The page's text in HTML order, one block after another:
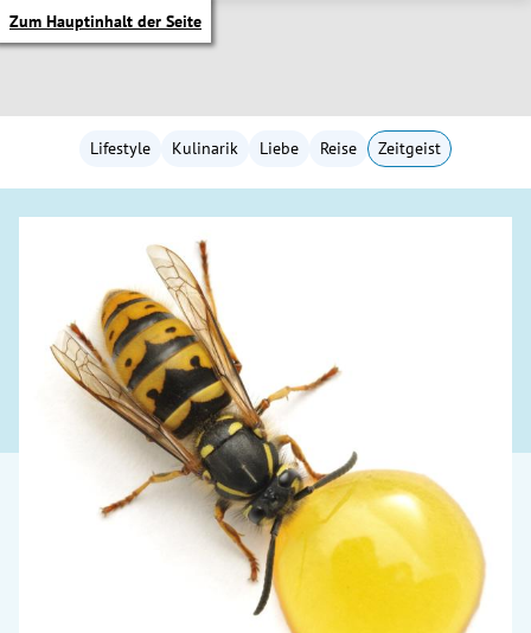
Zum Hauptinhalt der Seite
Untermenü
Lifestyle Kulinarik Liebe Reise Zeitgeist